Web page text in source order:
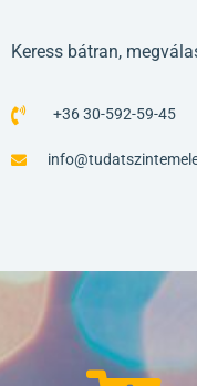
Keress bátran,
+36 30-592-59-45